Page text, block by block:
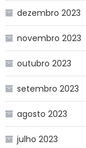
dezembro 2023
novembro 2023
outubro 2023
setembro 2023
agosto 2023
julho 2023